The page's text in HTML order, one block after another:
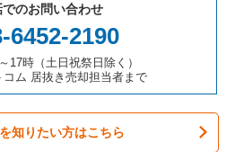
き売却物件の案件一覧
の居抜き売却物件の案件一覧
件一覧
居抜き売却物件の案件一覧
却物件の案件一覧
却物件の案件一覧
却物件の案件一覧
却物件の案件一覧
却物件の案件一覧
抜き売却物件の案件一覧
売却物件の案件一覧
居抜き売却物件の案件一覧
デリの居抜き売却物件の案件一覧
焼の居抜き売却物件の案件一覧
き売却物件の案件一覧
却物件の案件一覧
リの居抜き売却物件の案件一覧
でのお問い合わせ
6452-2190
17時（土日祝祭日除く）
ム 居抜き売却担当者まで
知りたい方はこちら